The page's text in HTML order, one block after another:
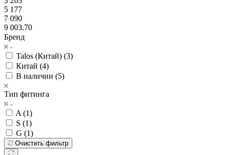
5 177
7 090
9 003.70
Бренд
Talos (Китай) (3)
Китай (4)
В наличии (5)
Тип фитинга
A (1)
S (1)
G (1)
Очистить фильтр